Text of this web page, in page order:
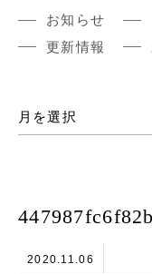
お知らせ
更新情報
2020.11.06